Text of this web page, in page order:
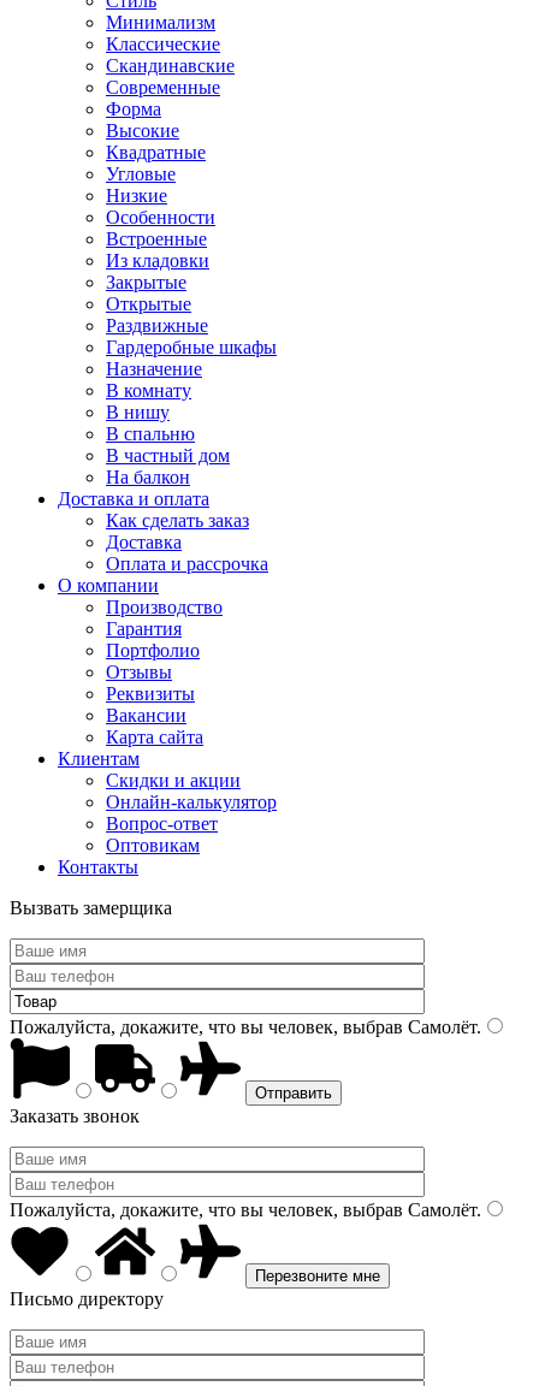
Минимализм
Классические
Скандинавские
Современные
Форма
Высокие
Квадратные
Угловые
Низкие
Особенности
Встроенные
Из кладовки
Закрытые
Открытые
Раздвижные
Гардеробные шкафы
Назначение
В комнату
В нишу
В спальню
В частный дом
На балкон
Доставка и оплата
Как сделать заказ
Доставка
Оплата и рассрочка
О компании
Производство
Гарантия
Портфолио
Отзывы
Реквизиты
Вакансии
Карта сайта
Клиентам
Скидки и акции
Онлайн-калькулятор
Вопрос-ответ
Оптовикам
Контакты
Вызвать замерщика
Пожалуйста, докажите, что вы человек, выбрав Самолёт.
Заказать звонок
Пожалуйста, докажите, что вы человек, выбрав Самолёт.
Письмо директору